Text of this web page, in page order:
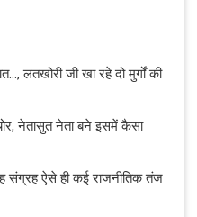
लतखोरी जी खा रहे दो मुर्गों की
नेतासुत नेता बने इसमें कैसा
संग्रह ऐसे ही कई राजनीतिक तंज